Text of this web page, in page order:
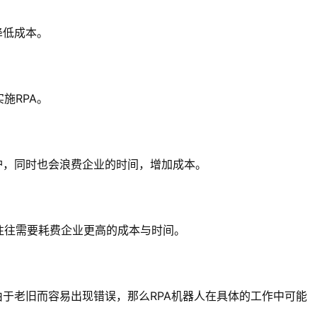
成本。
RPA。
同时也会浪费企业的时间，增加成本。
需要耗费企业更高的成本与时间。
老旧而容易出现错误，那么RPA机器人在具体的工作中可能